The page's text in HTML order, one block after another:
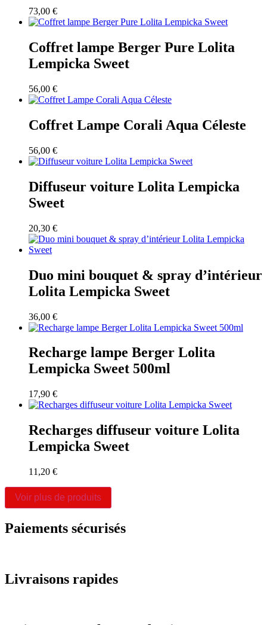
73,00 €
Coffret lampe Berger Pure Lolita
Lempicka Sweet
56,00 €
Coffret Lampe Corali Aqua Céleste
56,00 €
Diffuseur voiture Lolita Lempicka
Sweet
20,30 €
Duo mini bouquet & spray d’intérieur
Lolita Lempicka Sweet
36,00 €
Recharge lampe Berger Lolita
Lempicka Sweet 500ml
17,90 €
Recharges diffuseur voiture Lolita
Lempicka Sweet
11,20 €
Voir plus de produits
Paiements sécurisés
Livraisons rapides